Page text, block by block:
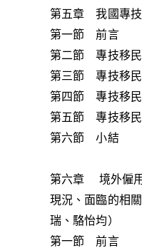
第五章 我國專技
第一節 前言
第二節 專技移民
第三節 專技移民
第四節 專技移民
第五節 專技移民
第六節 小結
第六章 境外僱用
現況、面臨的相
瑞、駱怡均）
第一節 前言